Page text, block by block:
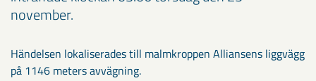
november.
Händelsen lokaliserades till malmkroppen Alliansens liggvägg
på 1146 meters avvägning.